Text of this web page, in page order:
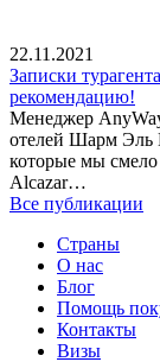
22.11.2021
Записки
рекомендацию!
Менеджер
отелей Шарм Эль
которые мы
Alcazar…
Все публикации
Страны
О нас
Блог
Помощь
Контакты
Визы